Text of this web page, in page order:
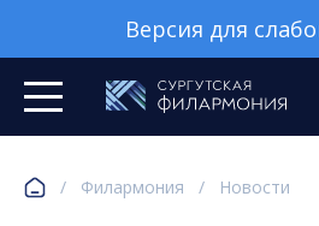
Версия для
/ Филармония / Новости